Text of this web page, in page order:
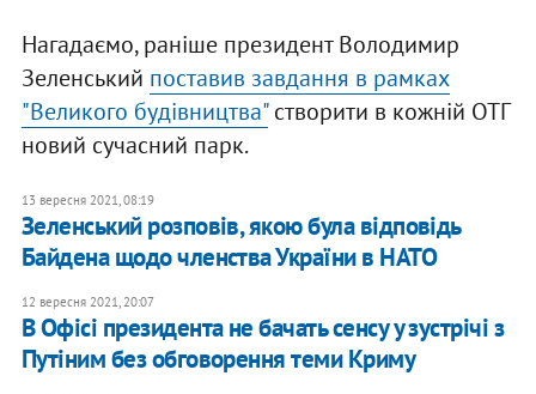
Нагадаємо, раніше президент Володимир
Зеленський поставив завдання в рамках
"Великого будівництва"створити в кожній ОТГ
новий сучасний парк.
13 вересня 2021, 08:19
Зеленський розповів, якою була відповідь
Байдена щодо членства України в НАТО
12 вересня 2021, 20:07
В Офісі президента не бачать сенсу у зустрічі з
Путіним без обговорення теми Криму